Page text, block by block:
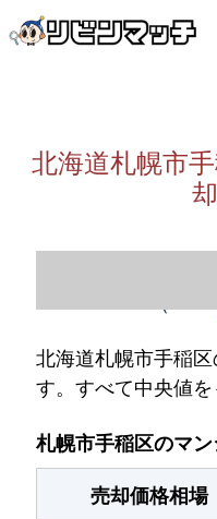
北海道札幌市
北海道札幌市手稲
す。すべて中央値を
札幌市手稲区のマ
売却価格相場